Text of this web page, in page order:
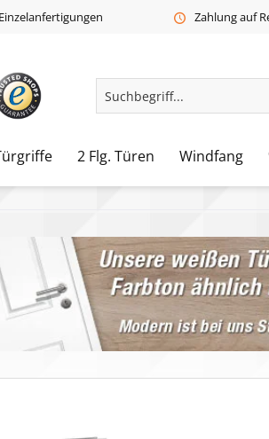
Zahlung auf
2 Flg. Türen Windfang